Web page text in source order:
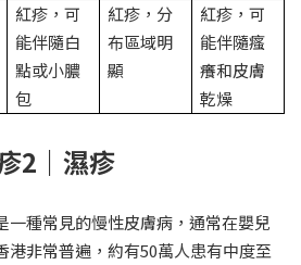
紅疹，可
能伴隨白
點或小膿
包
紅疹，分
布區域明
顯
紅疹，可
能伴隨瘙
癢和皮膚
乾燥
2｜濕疹
一種常見的慢性皮膚病，通常在嬰兒
港非常普遍，約有50萬人患有中度至